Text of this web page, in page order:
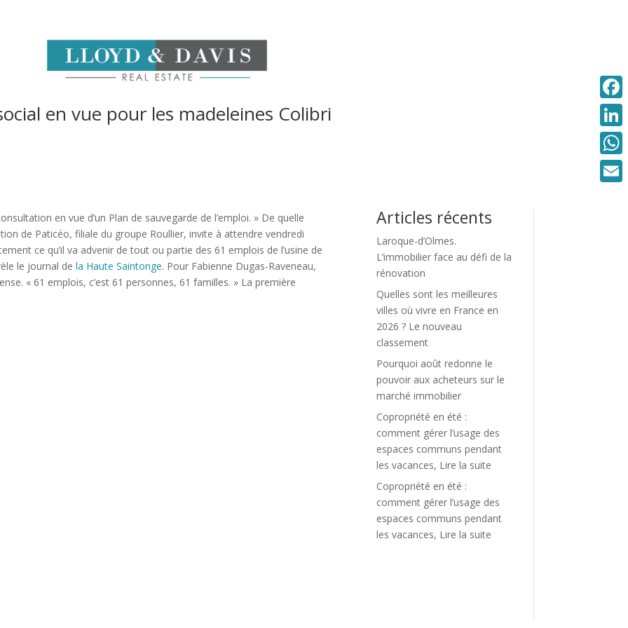
en vue pour les madeleines Colibri
en vue d’un Plan de sauvegarde de l’emploi. » De quelle
de Paticéo, filiale du groupe Roullier, invite à attendre vendredi
ce qu’il va advenir de tout ou partie des 61 emplois de l’usine de
le journal dela Haute Saintonge. Pour Fabienne Dugas-Raveneau,
« 61 emplois, c’est 61 personnes, 61 familles. » La première
Articles récents
Laroque-d’Olmes.
L’immobilier face au défi de la
rénovation
Quelles sont les meilleures
villes où vivre en France en
2026 ? Le nouveau
classement
Pourquoi août redonne le
pouvoir aux acheteurs sur le
marché immobilier
Copropriété en été :
comment gérer l’usage des
espaces communs pendant
les vacances, Lire la suite
Copropriété en été :
comment gérer l’usage des
espaces communs pendant
les vacances, Lire la suite